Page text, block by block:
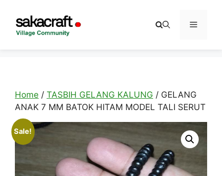
content
Menu
Home / TASBIH GELANG KALUNG / GELANG
ANAK 7 MM BATOK HITAM MODEL TALI SERUT
Sale!